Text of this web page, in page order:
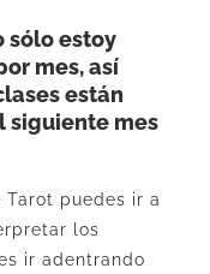
sólo estoy
mes, así
están
siguiente mes
puedes ir a
los
ir adentrando